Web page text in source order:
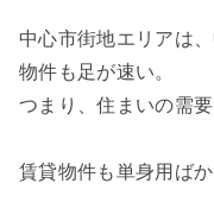
中心市街地エリアは
物件も足が速い。
つまり、住まいの需
賃貸物件も単身用ばか